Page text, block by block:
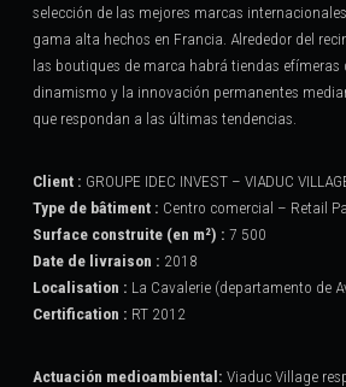
selección de las mejores marcas
gama alta hechos en Francia. Alrededor del
las boutiques de marca habrá tiendas efímeras
dinamismo y la innovación permanentes
que respondan a las últimas tendencias.
Client : GROUPE IDEC INVEST – VIADUC
Type de bâtiment : Centro comercial – Retail
Surface construite (en m²) : 7 500
Date de livraison : 2018
Localisation : La Cavalerie (departamento de
Certification : RT 2012
Actuación medioambiental: Viaduc Village